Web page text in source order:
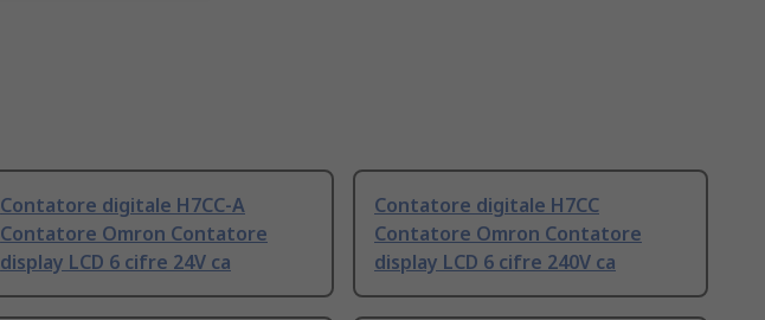
Contatore digitale H7CC-A
Contatore Omron Contatore
display LCD 6 cifre 24V ca
Contatore digitale H7CC
Contatore Omron Contatore
display LCD 6 cifre 240V ca